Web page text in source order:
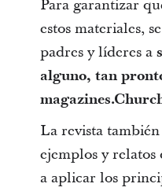
Para garantizar
estos materiales,
padres y líderes a
alguno, tan
La revista
ejemplos y relatos
a aplicar los